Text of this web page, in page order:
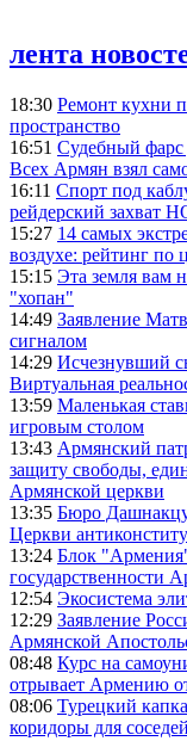
лента
18:30 Ремонт кухни
пространство
16:51 Судебный фарс
Всех Армян взял
16:11 Спорт под
рейдерский захват
15:27 14 самых
воздухе: рейтинг по
15:15 Эта земля вам
"хопан"
14:49 Заявление
сигналом
14:29 Исчезнувший
Виртуальная
13:59 Маленькая
игровым столом
13:43 Армянский
защиту свободы,
Армянской церкви
13:35 Бюро
Церкви
13:24 Блок
государственности
12:54 Экосистема
12:29 Заявление
Армянской
08:48 Курс на
отрывает Армению
08:06 Турецкий
коридоры для